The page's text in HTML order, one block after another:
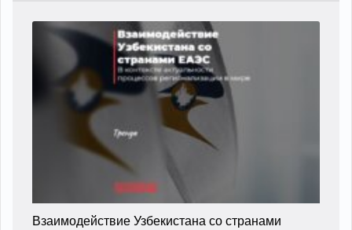
Взаимодействие Узбекистана со странами